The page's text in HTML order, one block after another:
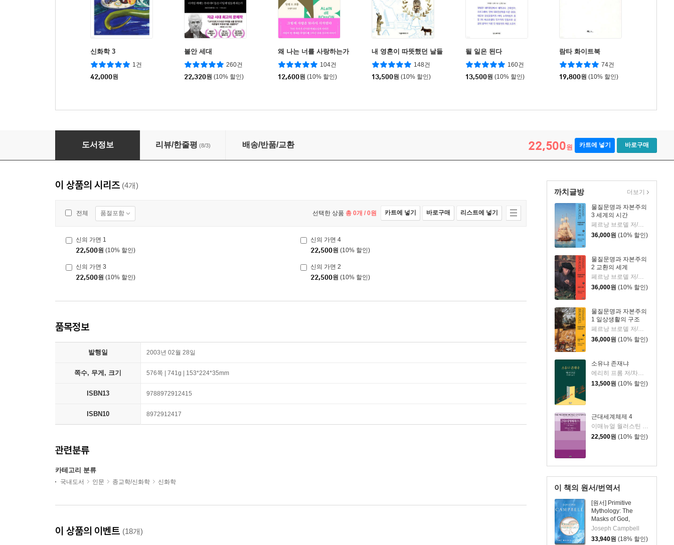
신화학 3
1건
42,000원
불안 세대
260건
22,320원 (10% 할인)
왜 나는 너를 사랑하는가
104건
12,600원 (10% 할인)
내 영혼이 따뜻했던 날들
148건
13,500원 (10% 할인)
될 일은 된다
160건
13,500원 (10% 할인)
람타 화이트북
74건
19,800원 (10% 할인)
신의 가면 1
도서정보 리뷰/한줄평 (8/3) 배송/반품/교환 22,500원 카트에 넣기 바로구매
까치글방
물질문명과 자본주의
3 세계의 시간
페르낭 브로델 저/주경철 역
36,000원 (10% 할인)
물질문명과 자본주의
2 교환의 세계
페르낭 브로델 저/주경철 역
36,000원 (10% 할인)
물질문명과 자본주의
1 일상생활의 구조
페르낭 브로델 저/주경철 역
36,000원 (10% 할인)
소유냐 존재냐
에리히 프롬 저/차경아 역
13,500원 (10% 할인)
근대세계체제 4
이매뉴얼 월러스틴 저/박구병 역
22,500원 (10% 할인)
더보기
이 책의 원서/번역서
[원서] Primitive
Mythology: The
Masks of God,
Volume I
Joseph Campbell
33,940원 (18% 할인)
이 상품의 시리즈 (4개)
전체 품절포함 선택한 상품 총 0개 / 0원 카트에 넣기 바로구매 리스트에 넣기
신의 가면 1
22,500원 (10% 할인)
신의 가면 4
22,500원 (10% 할인)
신의 가면 3
22,500원 (10% 할인)
신의 가면 2
22,500원 (10% 할인)
품목정보
발행일 2003년 02월 28일
쪽수, 무게, 크기 576쪽 | 741g | 153*224*35mm
ISBN13 9788972912415
ISBN10 8972912417
관련분류
카테고리 분류
국내도서 인문 종교학/신화학 신화학
이 상품의 이벤트 (18개)